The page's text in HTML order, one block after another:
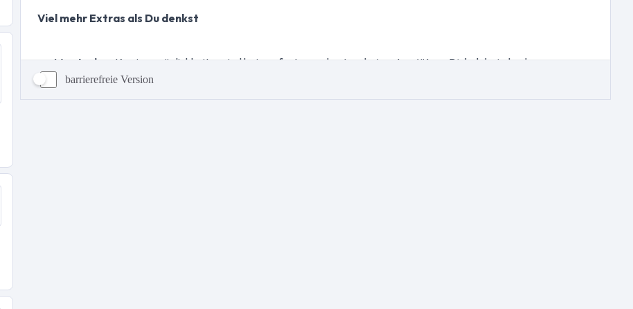
barrierefreie Version